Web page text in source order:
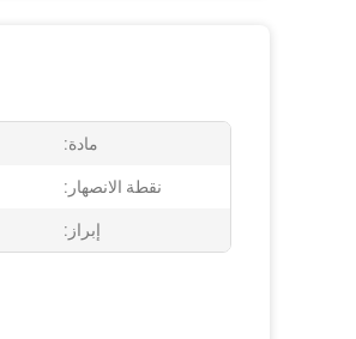
مادة:
نقطة الانصهار:
إبراز: